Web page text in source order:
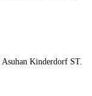
Kinderdorf ST.